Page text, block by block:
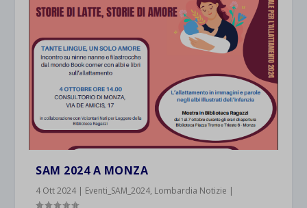
SAM 2024 A MONZA
4 Ott 2024 | Eventi_SAM_2024, Lombardia Notizie |